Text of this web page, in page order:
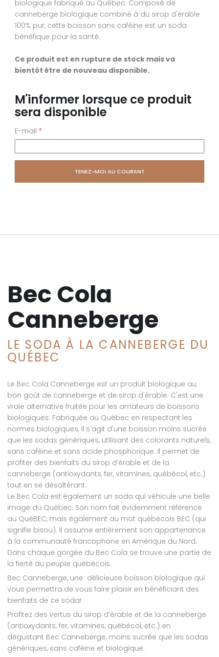
biologique fabriqué au Québec. Composé de
canneberge biologique combiné à du sirop d'érable
100% pur, cette boisson sans caféine est un soda
bénéfique pour la santé.
Ce produit est en rupture de stock mais va
bientôt être de nouveau disponible.
M'informer lorsque ce produit
sera disponible
E-mail *
disponible
E-mail*
traditionnels. Vous pouvez maintenant en profiter en
Livré en France dans un pack de 4 bouteilles de 275ml.
nouveau disponible.
disponible
E-mail*
Bec Cola
Canneberge
LE SODA À LA CANNEBERGE DU
QUÉBEC
Le Bec Cola Canneberge est un produit biologique au
bon goût de canneberge et de sirop d'érable. C'est une
vraie alternative fruitée pour les amateurs de boissons
biologiques. Fabriquée au Québec en respectant les
normes biologiques, il s'agit d'une boisson moins sucrée
que les sodas génériques, utilisant des colorants naturels,
sans caféine et sans acide phosphorique. Il permet de
profiter des bienfaits du sirop d’érable et de la
canneberge (antioxydants, fer, vitamines, québécol, etc.)
tout en se désaltérant.
Le Bec Cola est également un soda qui véhicule une belle
image du Québec. Son nom fait évidemment référence
au QuéBEC, mais également au mot québécois BEC (qui
signifie bisou). Il assume entièrement son appartenance
à la communauté francophone en Amérique du Nord.
Dans chaque gorgée du Bec Cola se trouve une partie de
la fierté du peuple québécois.
Bec Canneberge, une délicieuse boisson biologique qui
vous permettra de vous faire plaisir en bénéficiant des
bienfaits de ce soda!
Profitez des vertus du sirop d’érable et de la canneberge
(antioxydants, fer, vitamines, québécol, etc.) en
dégustant Bec Canneberge, moins sucrée que les sodas
génériques, sans caféine et biologique.